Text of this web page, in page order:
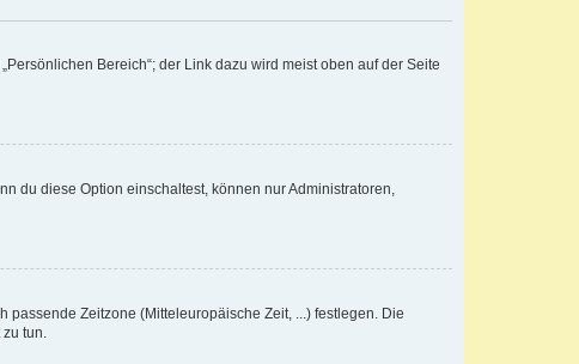
Bereich“; der Link dazu wird meist oben auf der Seite
du diese Option einschaltest, können nur Administratoren,
Zeitzone (Mitteleuropäische Zeit, ...) festlegen. Die
tun.